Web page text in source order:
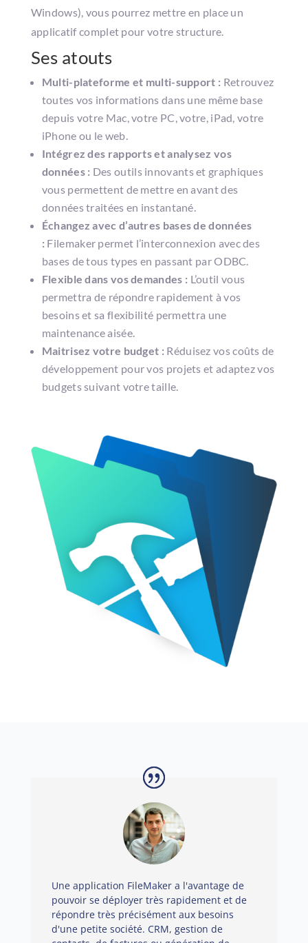
Windows), vous pourrez mettre en place un
applicatif complet pour votre structure.
Ses atouts
Multi-plateforme et multi-support : Retrouvez
toutes vos informations dans une même base
depuis votre Mac, votre PC, votre, iPad, votre
iPhone ou le web.
Intégrez des rapports et analysez vos
données : Des outils innovants et graphiques
vous permettent de mettre en avant des
données traitées en instantané.
Échangez avec d’autres bases de données
: Filemaker permet l’interconnexion avec des
bases de tous types en passant par ODBC.
Flexible dans vos demandes : L’outil vous
permettra de répondre rapidement à vos
besoins et sa flexibilité permettra une
maintenance aisée.
Maitrisez votre budget : Réduisez vos coûts de
développement pour vos projets et adaptez vos
budgets suivant votre taille.
Une application FileMaker a l'avantage de
pouvoir se déployer très rapidement et de
répondre très précisément aux besoins
d'une petite société. CRM, gestion de